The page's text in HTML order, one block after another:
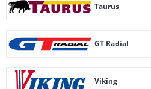
Taurus
GT Radial
Viking